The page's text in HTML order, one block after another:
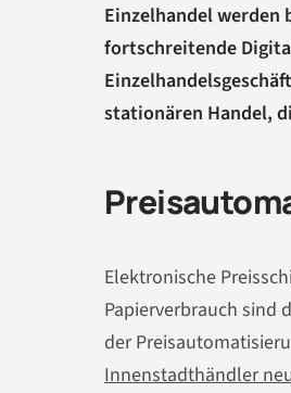
Einzelhandel werden
fortschreitende
stationären Handel,
Elektronische
Papierverbrauch sind
der
Innenstadthändler